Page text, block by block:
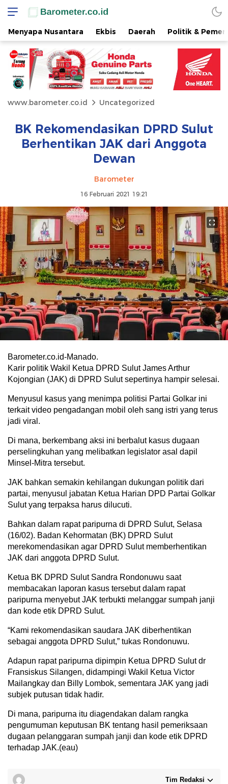
Menyapa Nusantara Ekbis Daerah Politik &
www.barometer.co.id Uncategorized
BK Rekomendasikan DPRD Sulut
Berhentikan JAK dari Anggota
Dewan
Barometer
16 Februari 2021 19:21
Barometer.co.id-Manado.
Karir politik Wakil Ketua DPRD Sulut James Arthur
Kojongian (JAK) di DPRD Sulut sepertinya hampir selesai.
Menyusul kasus yang menimpa politisi Partai Golkar ini
terkait video pengadangan mobil oleh sang istri yang terus
jadi viral.
Di mana, berkembang aksi ini berbalut kasus dugaan
perselingkuhan yang melibatkan legislator asal dapil
Minsel-Mitra tersebut.
JAK bahkan semakin kehilangan dukungan politik dari
partai, menyusul jabatan Ketua Harian DPD Partai Golkar
Sulut yang terpaksa harus dilucuti.
Bahkan dalam rapat paripurna di DPRD Sulut, Selasa
(16/02). Badan Kehormatan (BK) DPRD Sulut
merekomendasikan agar DPRD Sulut memberhentikan
JAK dari anggota DPRD Sulut.
Ketua BK DPRD Sulut Sandra Rondonuwu saat
membacakan laporan kasus tersebut dalam rapat
paripurna menyebut JAK terbukti melanggar sumpah janji
dan kode etik DPRD Sulut.
“Kami rekomendasikan saudara JAK diberhentikan
sebagai anggota DPRD Sulut,” tukas Rondonuwu.
Adapun rapat paripurna dipimpin Ketua DPRD Sulut dr
Fransiskus Silangen, didampingi Wakil Ketua Victor
Mailangkay dan Billy Lombok, sementara JAK yang jadi
subjek putusan tidak hadir.
Di mana, paripurna itu diagendakan dalam rangka
pengumuman keputusan BK tentang hasil pemeriksaan
dugaan pelanggaran sumpah janji dan kode etik DPRD
terhadap JAK.(eau)
Tim Redaksi